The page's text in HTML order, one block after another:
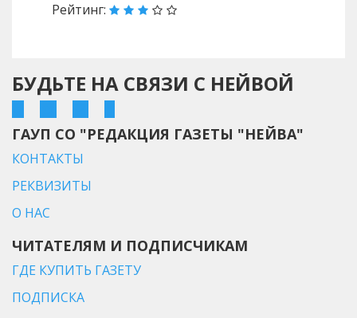
Рейтинг:
БУДЬТЕ НА СВЯЗИ С НЕЙВОЙ
ГАУП СО "РЕДАКЦИЯ ГАЗЕТЫ "НЕЙВА"
КОНТАКТЫ
РЕКВИЗИТЫ
О НАС
ЧИТАТЕЛЯМ И ПОДПИСЧИКАМ
ГДЕ КУПИТЬ ГАЗЕТУ
ПОДПИСКА